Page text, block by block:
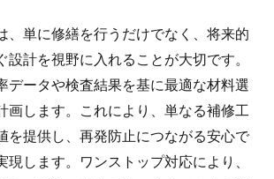
、単に修繕を行うだけでなく、将来的
設計を視野に入れることが大切です。
データや検査結果を基に最適な材料選
画します。これにより、単なる補修工
を提供し、再発防止につながる安心で
現します。ワンストップ対応により、